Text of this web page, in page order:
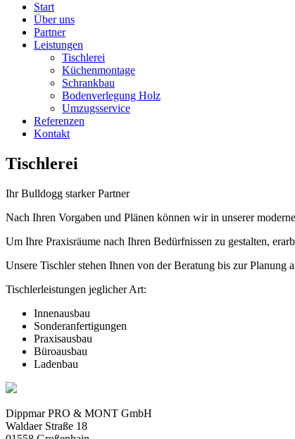
Start
Über uns
Partner
Leistungen
Tischlerei
Küchenmontage
Schrankbau
Bodenverlegung Holz
Umzugsservice
Referenzen
Kontakt
Tischlerei
Ihr Bulldogg starker Partner
Nach Ihren Vorgaben und Plänen können wir in unserer
Um Ihre Praxisräume nach Ihren Bedürfnissen zu gestalten,
Unsere Tischler stehen Ihnen von der Beratung bis zur
Tischlerleistungen jeglicher Art:
Innenausbau
Sonderanfertigungen
Praxisausbau
Büroausbau
‎Ladenbau
Dippmar PRO & MONT GmbH
Waldaer Straße 18